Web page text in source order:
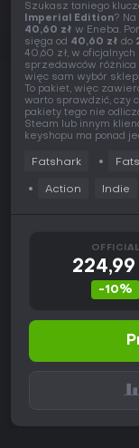
Szukasz taniego
Imperial Edition?
40,60 zł w Eneba.
sięga od 40,60 zł do
40,60 zł, w oficjalnych
sprzedawców
więc sam wybór
To pakiet, więc
warto sprawdzić, czy
pakiety tego nie
Steam lub innym
keyshopu ma ponad
Fatshark
Action Indie
OFFICIAL
224,99
-10%